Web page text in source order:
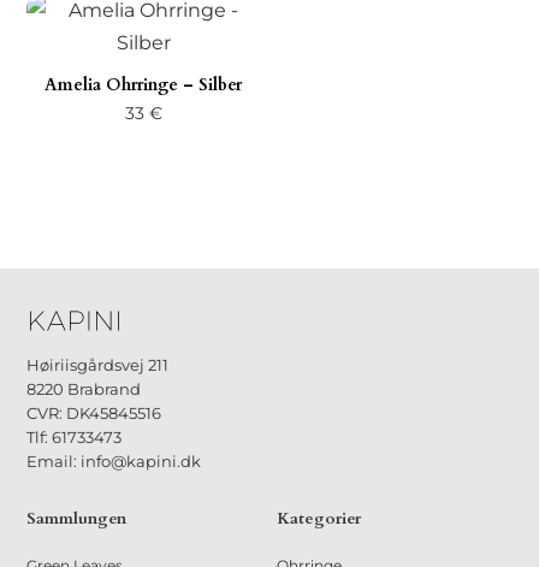
Amelia Ohrringe – Silber
33 €
Høiriisgårdsvej 211
8220 Brabrand
CVR: DK45845516
Tlf: 61733473
Email: info@kapini.dk
Sammlungen Kategorier